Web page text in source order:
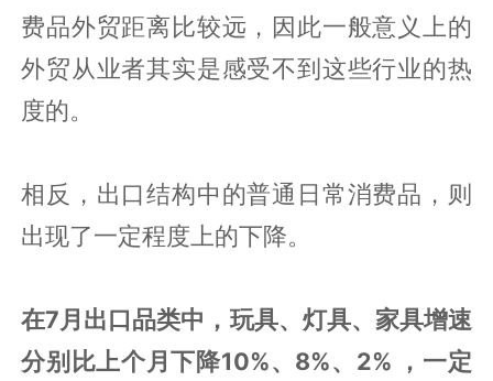
费品外贸距离比较远，因此一般意义上的
外贸从业者其实是感受不到这些行业的热
度的。
相反，出口结构中的普通日常消费品，则
出现了一定程度上的下降。
在7月出口品类中，玩具、灯具、家具增速
分别比上个月下降10%、8%、2% ，一定